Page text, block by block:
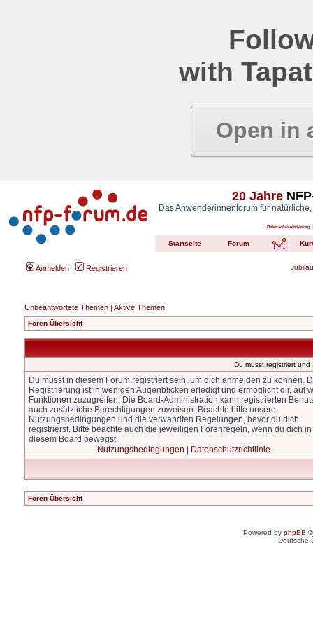
with
Open in
20 Jahre
Das Anwenderinnenforum für
Datenschutzerklärung
Startseite Forum
Anmelden Registrieren
Unbeantwortete Themen | Aktive Themen
Foren-Übersicht
Du musst registriert
Du musst in diesem Forum registriert sein, um dich anmelden zu können.
Registrierung ist in wenigen Augenblicken erledigt und ermöglicht dir, auf
Funktionen zuzugreifen. Die Board-Administration kann registrierten
auch zusätzliche Berechtigungen zuweisen. Beachte bitte unsere
Nutzungsbedingungen und die verwandten Regelungen, bevor du dich
registrierst. Bitte beachte auch die jeweiligen Forenregeln, wenn du dich in
diesem Board bewegst.
Nutzungsbedingungen
Datenschutzrichtlinie
Foren-Übersicht
Powered by phpBB
Deutsche